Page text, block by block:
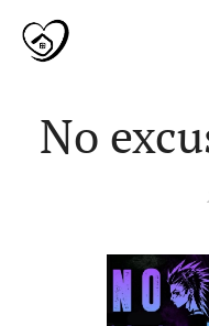
No